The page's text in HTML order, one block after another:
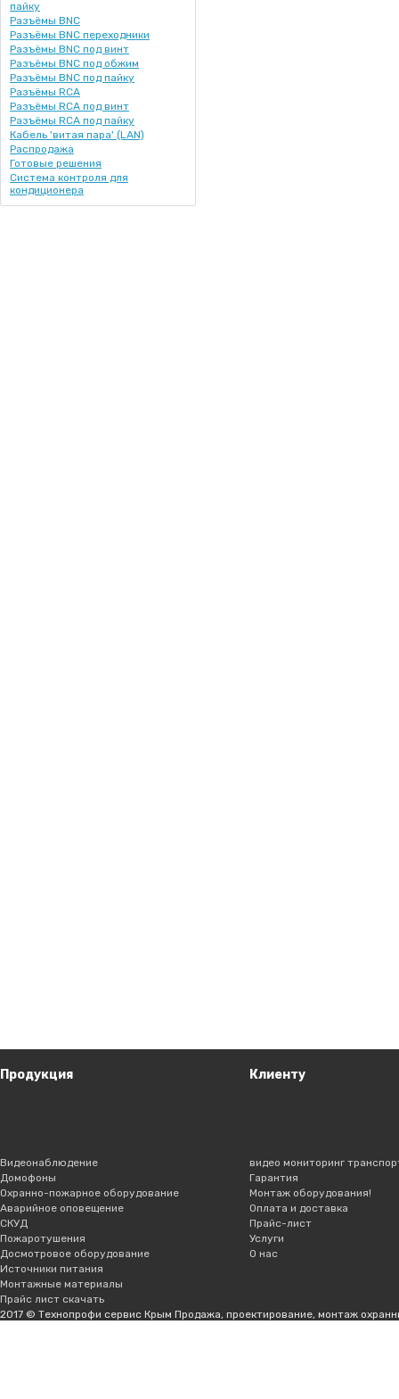
пайку
Разъёмы BNC
Разъёмы BNC переходники
Разъёмы BNC под винт
Разъёмы BNC под обжим
Разъёмы BNC под пайку
Разъёмы RCA
Разъёмы RCA под винт
Разъёмы RCA под пайку
Кабель 'витая пара' (LAN)
Распродажа
Готовые решения
Система контроля для
кондиционера
Продукция Клиенту
Видеонаблюдение
Домофоны
Охранно-пожарное оборудование
Аварийное оповещение
СКУД
Пожаротушения
Досмотровое оборудование
Источники питания
Монтажные материалы
Прайс лист скачать
видео мониторинг
Гарантия
Монтаж оборудования!
Оплата и доставка
Прайс-лист
Услуги
О нас
2017 © Технопрофи сервис Крым Продажа, проектирование, монтаж